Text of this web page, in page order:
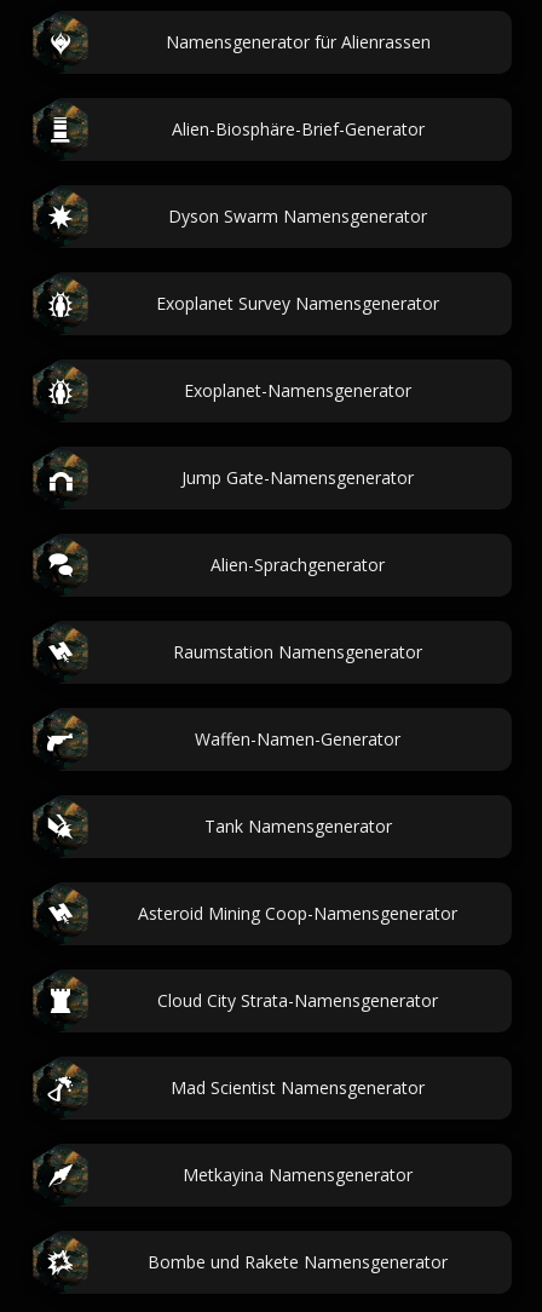
Namensgenerator für Alienrassen
Alien-Biosphäre-Brief-Generator
Dyson Swarm Namensgenerator
Exoplanet Survey Namensgenerator
Exoplanet-Namensgenerator
Jump Gate-Namensgenerator
Alien-Sprachgenerator
Raumstation Namensgenerator
Waffen-Namen-Generator
Tank Namensgenerator
Asteroid Mining Coop-Namensgenerator
Cloud City Strata-Namensgenerator
Mad Scientist Namensgenerator
Metkayina Namensgenerator
Bombe und Rakete Namensgenerator